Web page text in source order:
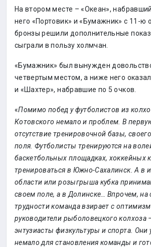
На втором месте – «Океан»,
него «Портовик» и «Бумажник» с 11-ю
бронзы решили дополнительные
сыграли в пользу холмчан.
«Бумажник» был вынужден
четвертым местом, а ниже него
и «Шахтер», набравшие по 5 очков.
«Помимо побед у футболистов из
Котовского немало и проблем. В
отсутствие тренировочной базы,
поля. Футболисты тренируются на
баскетбольных площадках, хоккейных
тренироваться в Южно-Сахалинск. А в
области или розыгрыша кубка
своем поле, а в Долинске… Впрочем, на
трудности команда взирает с
руководители рыболовецкого колхоза
энтузиасты физкультуры и спорта. Они
немало для становления команды и